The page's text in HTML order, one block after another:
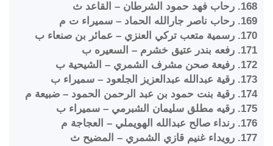
168. رحاب فهد حمود الشرطان – القاعد ث
169. رحاب ناصر جارالله الحماد – سميراء ت م
170. رسمية متعب تركي العنزي – عمائر بن صنعاء ب
171. رفعه بندر عتيق خشرم – السعيره ب
172. رفيعة صحن مشرف الشمري – الشيحية ب
173. رقية عبدالله عبدالعزيز الجلعود – سميراء ب
174. رقية بنت حمود بن عبد الرحمن الحمود – ضبيعة م
175. رقيه مطلق سليمان الشبرمي – سميراء ب
176. رنداء صالح عبدالله الهويملي – العجاجة م
177. رويداء غنيم قازي الشمري – المضيح ث